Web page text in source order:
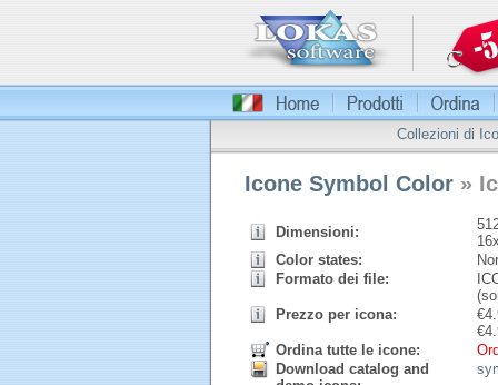
Collezioni di
Icone Symbol Color »
Dimensioni:
Color states:
Formato dei file:
Prezzo per icona:
€
€
Ordina tutte le icone:
Download catalog and